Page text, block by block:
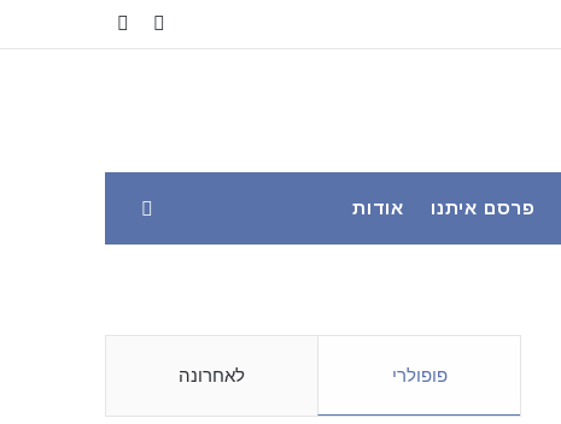
Facebook
פרסם איתנו אודות
פופולרי לאחרונה